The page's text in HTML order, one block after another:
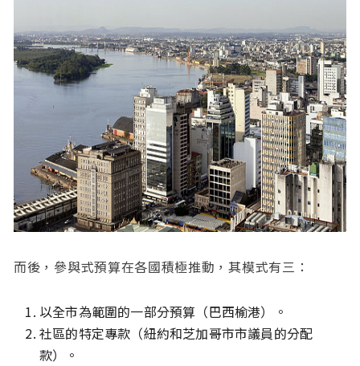
而後，參與式預算在各國積極推動，其模式有三：
以全市為範圍的一部分預算（巴西榆港）。
社區的特定專款（紐約和芝加哥市市議員的分配
款）。